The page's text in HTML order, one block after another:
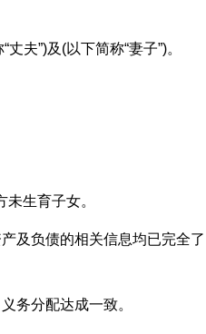
夫”)及(以下简称“妻子”)。
生育子女。
及负债的相关信息均已完全了
务分配达成一致。